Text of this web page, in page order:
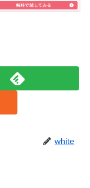
white